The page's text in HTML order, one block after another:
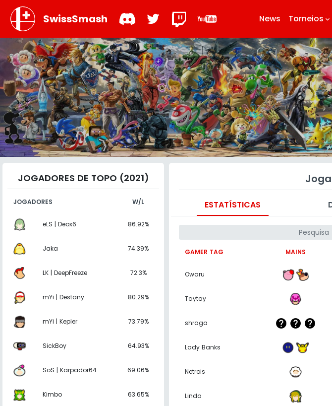
SwissSmash News Torneios keyboard_arrow_down
JOGADORES DE TOPO (2021)
JOGADORES W/L
eLS | Deox6 86.92%
Jaka 74.39%
LK | DeepFreeze 72.3%
mYi | Destany 80.29%
mYi | Kepler 73.79%
SickBoy 64.93%
SoS | Karpador64 69.06%
Kimbo 63.65%
ESTATÍSTICAS
GAMER TAG MAINS
Owaru
Taytay
shraga
Lady Banks
Netrois
Lindo